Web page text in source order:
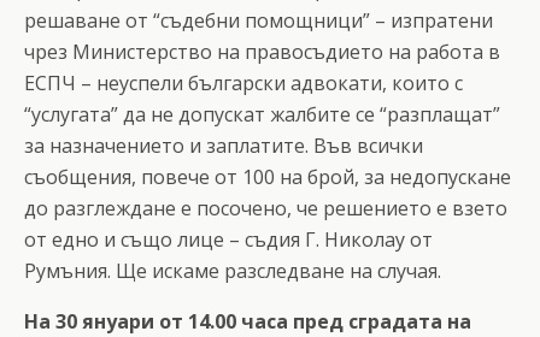
решаване от “съдебни помощници” – изпратени
чрез Министерство на правосъдието на работа в
ЕСПЧ – неуспели български адвокати, които с
“услугата” да не допускат жалбите се “разплащат”
за назначението и заплатите. Във всички
съобщения, повече от 100 на брой, за недопускане
до разглеждане е посочено, че решението е взето
от едно и също лице – съдия Г. Николау от
Румъния. Ще искаме разследване на случая.
На 30 януари от 14.00 часа пред сградата на